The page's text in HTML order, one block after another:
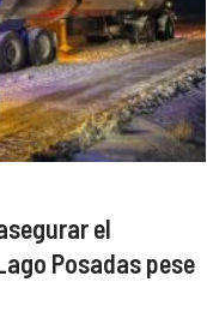
el
Posadas pese